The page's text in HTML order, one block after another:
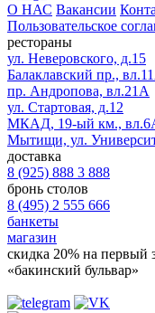
О НАС Вакансии
Пользовательское
рестораны
ул. Неверовского, д.15
Балаклавский пр.,
пр. Андропова, вл.21А
ул. Стартовая, д.12
МКАД, 19-ый км.,
Мытищи, ул.
доставка
8 (925) 888 3 888
бронь столов
8 (495) 2 555 666
банкеты
магазин
скидка 20% на первый
«бакинский бульвар»